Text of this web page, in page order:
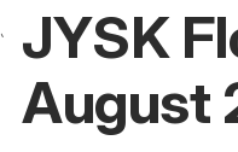
JYSK
August
JYSK Florø